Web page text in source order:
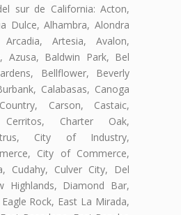
sur de California: Acton,
Dulce, Alhambra, Alondra
Artesia, Avalon,
Azusa, Baldwin Park, Bel
Bellflower, Beverly
Calabasas, Canoga
Carson, Castaic,
Charter Oak,
City of Industry,
City of Commerce,
Cudahy, Culver City, Del
Highlands, Diamond Bar,
Rock, East La Mirada,